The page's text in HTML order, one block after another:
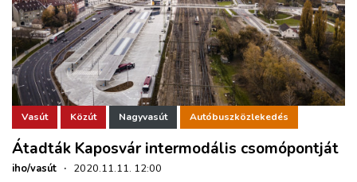
Vasút Közút Nagyvasút Autóbuszközlekedés
Átadták Kaposvár intermodális csomópontját
iho/vasút · 2020.11.11. 12:00